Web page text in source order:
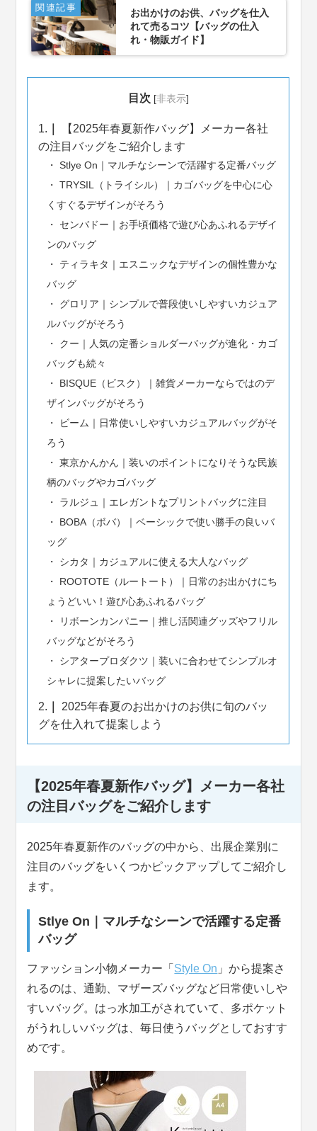
関連記事
お出かけのお供、バッグを仕入
れて売るコツ【バッグの仕入
れ・物販ガイド】
目次 [非表示]
1.
【2025年春夏新作バッグ】メーカー各社
の注目バッグをご紹介します
Stlye On｜マルチなシーンで活躍する定番バッグ
TRYSIL（トライシル）｜カゴバッグを中心に心
くすぐるデザインがそろう
センバドー｜お手頃価格で遊び心あふれるデザイ
ンのバッグ
ティラキタ｜エスニックなデザインの個性豊かな
バッグ
グロリア｜シンプルで普段使いしやすいカジュア
ルバッグがそろう
クー｜人気の定番ショルダーバッグが進化・カゴ
バッグも続々
BISQUE（ビスク）｜雑貨メーカーならではのデ
ザインバッグがそろう
ビーム｜日常使いしやすいカジュアルバッグがそ
ろう
東京かんかん｜装いのポイントになりそうな民族
柄のバッグやカゴバッグ
ラルジュ｜エレガントなプリントバッグに注目
BOBA（ボバ）｜ベーシックで使い勝手の良いバ
ッグ
シカタ｜カジュアルに使える大人なバッグ
ROOTOTE（ルートート）｜日常のお出かけにち
ょうどいい！遊び心あふれるバッグ
リボーンカンパニー｜推し活関連グッズやフリル
バッグなどがそろう
シアタープロダクツ｜装いに合わせてシンプルオ
シャレに提案したいバッグ
2.
2025年春夏のお出かけのお供に旬のバッ
グを仕入れて提案しよう
【2025年春夏新作バッグ】メーカー各社
の注目バッグをご紹介します
2025年春夏新作のバッグの中から、出展企業別に
注目のバッグをいくつかピックアップしてご紹介し
ます。
Stlye On｜マルチなシーンで活躍する定番
バッグ
ファッション小物メーカー「 Style On 」から提案さ
れるのは、通勤、マザーズバッグなど日常使いしや
すいバッグ。はっ水加工がされていて、多ポケット
がうれしいバッグは、毎日使うバッグとしておすす
めです。